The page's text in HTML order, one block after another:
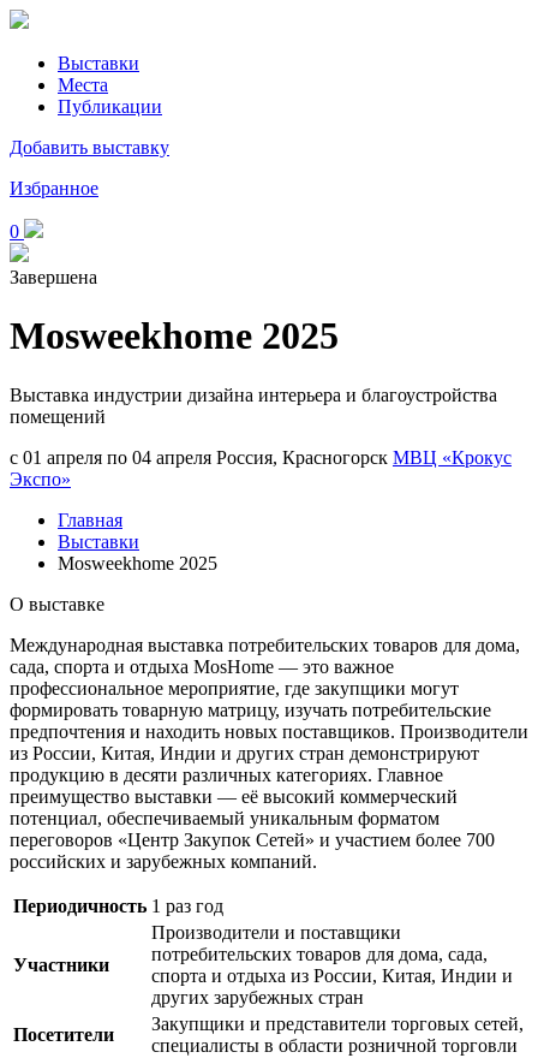
Выставки
Места
Публикации
Добавить выставку
Избранное
0
Завершена
Mosweekhome 2025
Выставка индустрии дизайна интерьера и благоустройства
помещений
с 01 апреля по 04 апреля Россия, Красногорск МВЦ «Крокус
Экспо»
Главная
Выставки
Mosweekhome 2025
О выставке
Международная выставка потребительских товаров для дома,
сада, спорта и отдыха MosHome — это важное
профессиональное мероприятие, где закупщики могут
формировать товарную матрицу, изучать потребительские
предпочтения и находить новых поставщиков. Производители
из России, Китая, Индии и других стран демонстрируют
продукцию в десяти различных категориях. Главное
преимущество выставки — её высокий коммерческий
потенциал, обеспечиваемый уникальным форматом
переговоров «Центр Закупок Сетей» и участием более 700
российских и зарубежных компаний.
Периодичность 1 раз год
Участники
Производители и поставщики
потребительских товаров для дома, сада,
спорта и отдыха из России, Китая, Индии и
других зарубежных стран
Посетители
Закупщики и представители торговых сетей,
специалисты в области розничной торговли